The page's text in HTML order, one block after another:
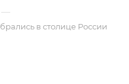
—
в столице России